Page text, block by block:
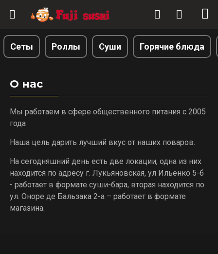
Сеты Роллы Суши Горячие блюда
О нас
Мы работаем в сфере общественного питания с 2005
года
Наша цель дарить лучший вкус от наших поваров.
На сегодняшний день есть две локации, одна из них
находится по адресу г. Лукьяновская, ул Ильенко 5-б
- работает в формате суши-бара, вторая находится по
ул. Оноре де Бальзака 2-а – работает в формате
магазина.